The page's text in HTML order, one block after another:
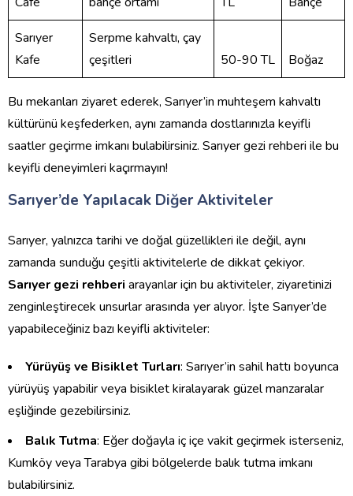
Sarıyer
Kafe
Serpme kahvaltı, çay
çeşitleri
50-90 TL Boğaz
Bu mekanları ziyaret ederek, Sarıyer’in muhteşem kahvaltı
kültürünü keşfederken, aynı zamanda dostlarınızla keyifli
saatler geçirme imkanı bulabilirsiniz. Sarıyer gezi rehberi ile bu
keyifli deneyimleri kaçırmayın!
Sarıyer’de Yapılacak Diğer Aktiviteler
Sarıyer, yalnızca tarihi ve doğal güzellikleri ile değil, aynı
zamanda sunduğu çeşitli aktivitelerle de dikkat çekiyor.
Sarıyer gezi rehberi arayanlar için bu aktiviteler, ziyaretinizi
zenginleştirecek unsurlar arasında yer alıyor. İşte Sarıyer’de
yapabileceğiniz bazı keyifli aktiviteler:
Yürüyüş ve Bisiklet Turları: Sarıyer’in sahil hattı boyunca
yürüyüş yapabilir veya bisiklet kiralayarak güzel manzaralar
eşliğinde gezebilirsiniz.
Balık Tutma: Eğer doğayla iç içe vakit geçirmek isterseniz,
Kumköy veya Tarabya gibi bölgelerde balık tutma imkanı
bulabilirsiniz.